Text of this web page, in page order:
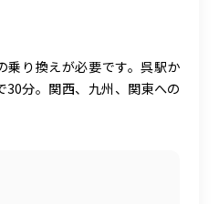
乗り換えが必要です。呉駅か
30分。関西、九州、関東への